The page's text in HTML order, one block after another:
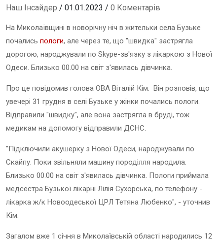
Наш Інсайдер / 01.01.2023 / 0 Коментарів
На Миколаївщині в новорічну ніч в жительки села Бузьке
почались пологи, але через те, що "швидка" застрягла
дорогою, народжували по Skype-зв'язку з лікаркою з Нової
Одеси. Близько 00.00 на світ з'явилась дівчинка.
Про це повідомив голова ОВА Віталій Кім. Він розповів, що
увечері 31 грудня в селі Бузьке у жінки почались пологи.
Відправили "швидку", але вона застрягла в бруді, тож
медикам на допомогу відправили ДСНС.
"Підключили акушерку з Нової Одеси, народжували по
Скайпу. Поки звільняли машину породілля народила.
Близько 00.00 на світ з'явилась дівчинка. Пологи приймала
медсестра Бузької лікарні Лілія Сухорська, по телефону -
лікарка ж/к Новоодеської ЦРЛ Тетяна Любенко", - уточнив
Кім.
Загалом вже 1 січня в Миколаївській області народились 12